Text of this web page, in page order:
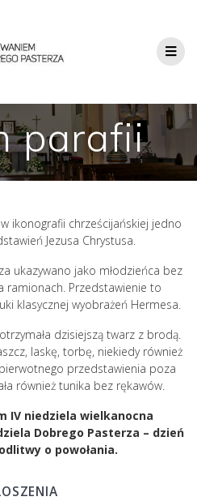
parafii
ikonografii chrześcijańskiej jedno
Jezusa Chrystusa.
ukazywano jako młodzieńca bez
ramionach. Przedstawienie to
klasycznej wyobrażeń Hermesa.
dzisiejszą twarz z brodą.
laskę, torbę, niekiedy również
przedstawienia poza
również tunika bez rękawów.
IV niedziela wielkanocna
Dobrego Pasterza – dzień
o powołania.